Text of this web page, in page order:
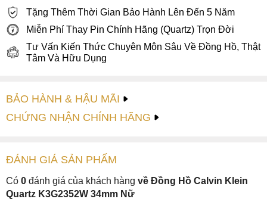
Tặng Thêm Thời Gian Bảo Hành Lên Đến 5 Năm
Miễn Phí Thay Pin Chính Hãng (Quartz) Trọn Đời
Tư Vấn Kiến Thức Chuyên Môn Sâu Về Đồng Hồ, Thật
Tâm Và Hữu Dụng
BẢO HÀNH & HẬU MÃI
CHỨNG NHẬN CHÍNH HÃNG
ĐÁNH GIÁ SẢN PHẤM
Có 0 đánh giá của khách hàng về Đồng Hồ Calvin Klein
Quartz K3G2352W 34mm Nữ